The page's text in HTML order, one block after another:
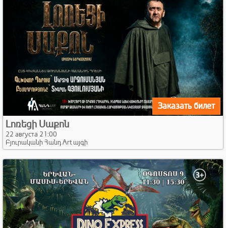
Заказать билет
Լոռեցի Սաքոն
22 августа 21:00
Բյուրականի Հանդ Art այգի